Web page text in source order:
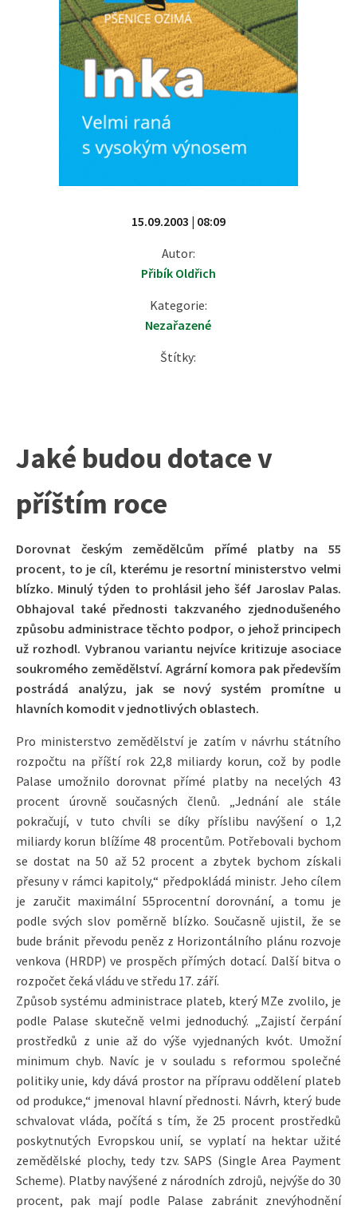
15.09.2003 | 08:09
Autor:
Přibík Oldřich
Kategorie:
Nezařazené
Štítky:
Jaké budou dotace v
příštím roce
Dorovnat českým zemědělcům přímé platby na 55
procent, to je cíl, kterému je resortní ministerstvo velmi
blízko. Minulý týden to prohlásil jeho šéf Jaroslav Palas.
Obhajoval také přednosti takzvaného zjednodušeného
způsobu administrace těchto podpor, o jehož principech
už rozhodl. Vybranou variantu nejvíce kritizuje asociace
soukromého zemědělství. Agrární komora pak především
postrádá analýzu, jak se nový systém promítne u
hlavních komodit v jednotlivých oblastech.
Pro ministerstvo zemědělství je zatím v návrhu státního
rozpočtu na příští rok 22,8 miliardy korun, což by podle
Palase umožnilo dorovnat přímé platby na necelých 43
procent úrovně současných členů. „Jednání ale stále
pokračují, v tuto chvíli se díky příslibu navýšení o 1,2
miliardy korun blížíme 48 procentům. Potřebovali bychom
se dostat na 50 až 52 procent a zbytek bychom získali
přesuny v rámci kapitoly,“ předpokládá ministr. Jeho cílem
je zaručit maximální 55procentní dorovnání, a tomu je
podle svých slov poměrně blízko. Současně ujistil, že se
bude bránit převodu peněz z Horizontálního plánu rozvoje
venkova (HRDP) ve prospěch přímých dotací. Další bitva o
rozpočet čeká vládu ve středu 17. září.
Způsob systému administrace plateb, který MZe zvolilo, je
podle Palase skutečně velmi jednoduchý. „Zajistí čerpání
prostředků z unie až do výše vyjednaných kvót. Umožní
minimum chyb. Navíc je v souladu s reformou společné
politiky unie, kdy dává prostor na přípravu oddělení plateb
od produkce,“ jmenoval hlavní přednosti. Návrh, který bude
schvalovat vláda, počítá s tím, že 25 procent prostředků
poskytnutých Evropskou unií, se vyplatí na hektar užité
zemědělské plochy, tedy tzv. SAPS (Single Area Payment
Scheme). Platby navýšené z národních zdrojů, nejvýše do 30
procent, pak mají podle Palase zabránit znevýhodnění